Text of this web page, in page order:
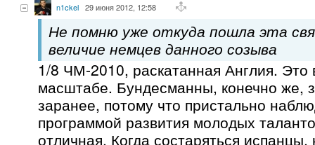
n1ckel 29 июня 2012, 12:58
Не помню уже откуда пошла эта
величие немцев данного созыва
1/8 ЧМ-2010, раскатанная Англия. Это
масштабе. Бундесманны, конечно же,
заранее, потому что пристально
программой развития молодых
отличная. Когда состаряться